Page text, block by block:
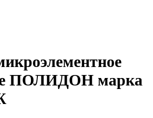
ПОЛИДОН марка